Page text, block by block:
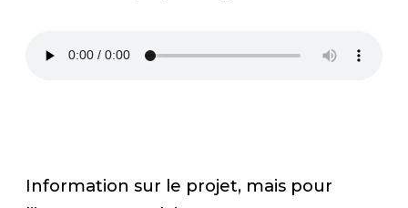
Information sur le projet, mais pour